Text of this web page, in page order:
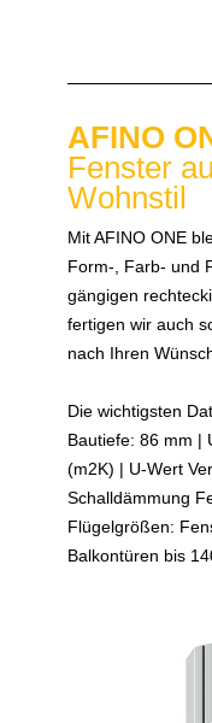
AFINO
Fenster
Wohnstil
Mit AFINO ONE
Form-, Farb- und
gängigen
fertigen wir auch
nach Ihren
Die wichtigsten
Bautiefe: 86 mm |
(m2K) | U-Wert
Schalldämmung
Flügelgrößen:
Balkontüren bis